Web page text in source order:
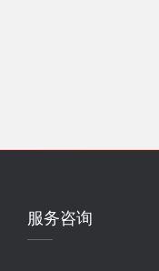
服务咨询